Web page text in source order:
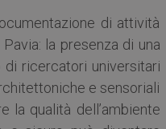
di attività
la presenza di una
di ricercatori universitari
e sensoriali
la qualità dell’ambiente